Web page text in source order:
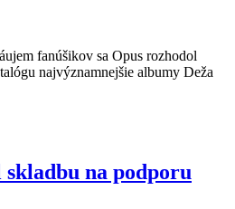
fanúšikov sa Opus rozhodol
najvýznamnejšie albumy Deža
na podporu